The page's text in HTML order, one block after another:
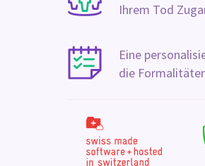
Ihrem Tod
Eine
die